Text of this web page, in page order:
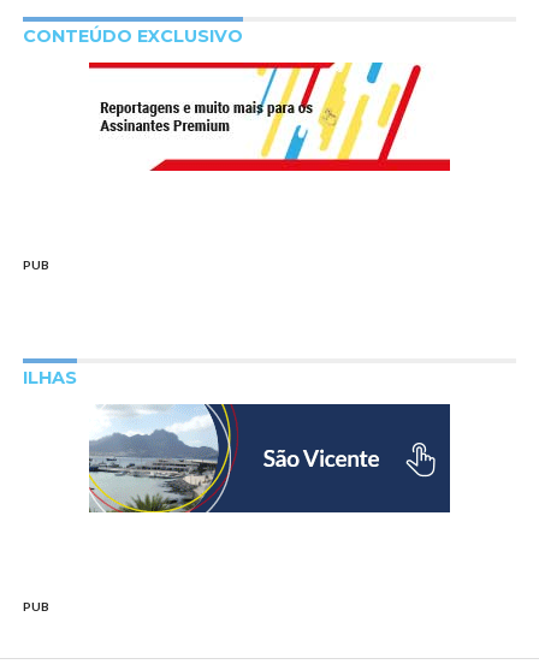
CONTEÚDO EXCLUSIVO
PUB
ILHAS
PUB